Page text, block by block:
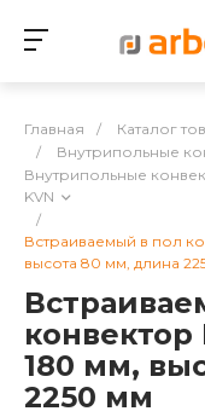
Главная / Каталог
/
Внутрипольные
Внутрипольные
KVN
/
Встраиваемый в пол
высота 80 мм, длина
180 мм,
2250 мм